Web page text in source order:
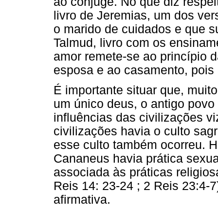
livro de Jeremias, um dos
o marido de cuidados e que
Talmud, livro com os
amor remete-se ao princípio
esposa e ao casamento,
É importante situar que,
um único deus, o antigo
influências das civilizações
civilizações havia o culto
esse culto também ocorreu.
Cananeus havia prática
associada às práticas
Reis 14: 23-24 ; 2 Reis 23:4-
afirmativa.